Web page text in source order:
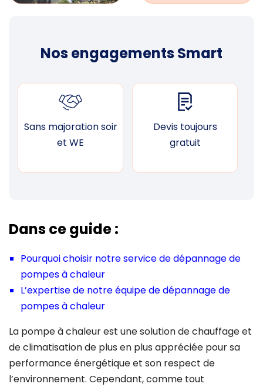
Nos engagements Smart
Sans majoration soir
et WE
Devis toujours
gratuit
Dans ce guide :
Pourquoi choisir notre service de dépannage de
pompes à chaleur
L’expertise de notre équipe de dépannage de
pompes à chaleur
La pompe à chaleur est une solution de chauffage et
de climatisation de plus en plus appréciée pour sa
performance énergétique et son respect de
l’environnement. Cependant, comme tout